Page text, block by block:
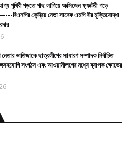
পৃথিবী গড়তে গাছ লাগিয়ে অক্সিজেন ফ্যাক্টরী গড়ে
বিএনপির কেন্দ্রিয় নেতা সাবেক এমপি বীর মুক্তিযোদ্ধা
ভাতিজাকে ছাত্রলীগের সাধারণ সম্পাদক নির্বাচিত
সংগঠন এবং আওয়ামীলগের মধ্যে ব্যাপক ক্ষোভের